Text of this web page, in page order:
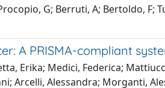
G; Berruti, A; Bertoldo, F;
A PRISMA-compliant
Erika; Medici, Federica;
Arcelli, Alessandra; Morganti,